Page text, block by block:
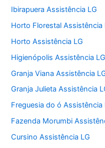
Ibirapuera Assistência LG
Horto Florestal Assistência
Horto Assistência LG
Higienópolis Assistência LG
Granja Viana Assistência
Granja Julieta Assistência
Freguesia do ó Assistência
Fazenda Morumbi
Cursino Assistência LG